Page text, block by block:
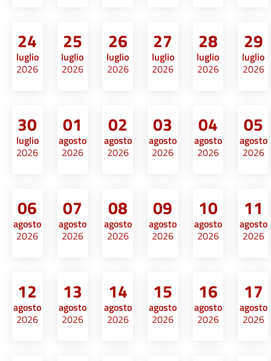
24
luglio
2026
25
luglio
2026
26
luglio
2026
27
luglio
2026
28
luglio
2026
29
luglio
2026
30
luglio
2026
01
agosto
2026
02
agosto
2026
03
agosto
2026
04
agosto
2026
05
agosto
2026
06
agosto
2026
07
agosto
2026
08
agosto
2026
09
agosto
2026
10
agosto
2026
11
agosto
2026
12
agosto
2026
13
agosto
2026
14
agosto
2026
15
agosto
2026
16
agosto
2026
17
agosto
2026